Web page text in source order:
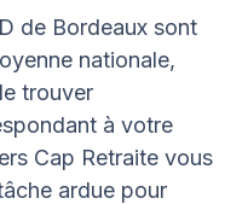
de Bordeaux sont
nationale,
trouver
à votre
Cap Retraite vous
ardue pour